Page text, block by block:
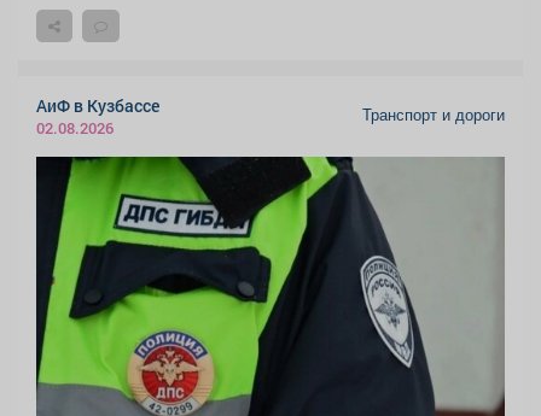
АиФ в Кузбассе
02.08.2026
Транспорт и дороги